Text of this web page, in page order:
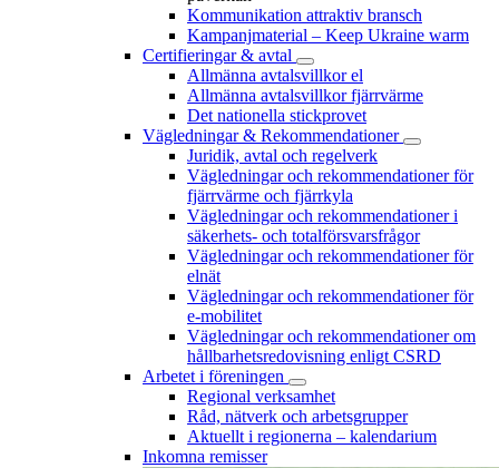
Kommunikation attraktiv bransch
Kampanjmaterial – Keep Ukraine warm
Certifieringar & avtal
Allmänna avtalsvillkor el
Allmänna avtalsvillkor fjärrvärme
Det nationella stickprovet
Vägledningar & Rekommendationer
Juridik, avtal och regelverk
Vägledningar och rekommendationer för
fjärrvärme och fjärrkyla
Vägledningar och rekommendationer i
säkerhets- och totalförsvarsfrågor
Vägledningar och rekommendationer för
elnät
Vägledningar och rekommendationer för
e-mobilitet
Vägledningar och rekommendationer om
hållbarhetsredovisning enligt CSRD
Arbetet i föreningen
Regional verksamhet
Råd, nätverk och arbetsgrupper
Aktuellt i regionerna – kalendarium
Inkomna remisser